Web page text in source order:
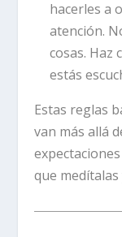
hacerles a
atención.
cosas. Haz
estás
Estas reglas
van más allá
que